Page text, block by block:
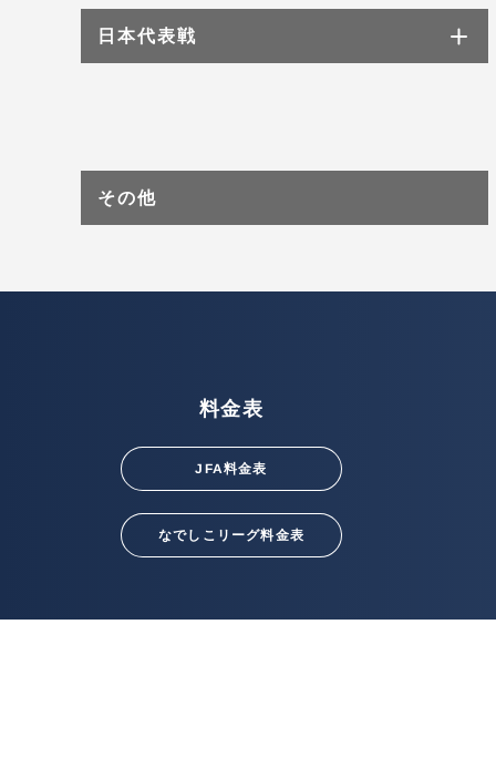
日本代表戦
その他
料金表
JFA料金表
なでしこリーグ料金表